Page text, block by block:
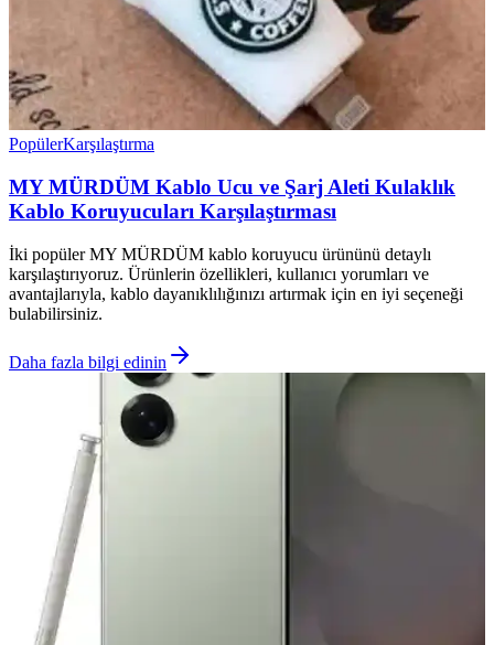
PopülerKarşılaştırma
MY MÜRDÜM Kablo Ucu ve Şarj Aleti Kulaklık
Kablo Koruyucuları Karşılaştırması
İki popüler MY MÜRDÜM kablo koruyucu ürününü detaylı
karşılaştırıyoruz. Ürünlerin özellikleri, kullanıcı yorumları ve
avantajlarıyla, kablo dayanıklılığınızı artırmak için en iyi seçeneği
bulabilirsiniz.
Daha fazla bilgi edinin